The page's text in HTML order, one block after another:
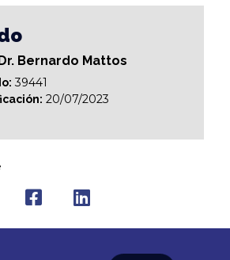
Bernardo Mattos
39441
20/07/2023